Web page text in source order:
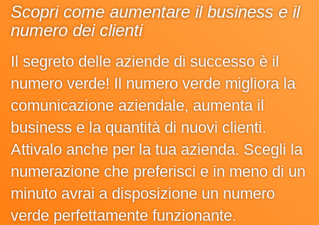
Scopri come aumentare il business e il
numero dei clienti
Il segreto delle aziende di successo è il
numero verde! Il numero verde migliora la
comunicazione aziendale, aumenta il
business e la quantità di nuovi clienti.
Attivalo anche per la tua azienda. Scegli la
numerazione che preferisci e in meno di un
minuto avrai a disposizione un numero
verde perfettamente funzionante.